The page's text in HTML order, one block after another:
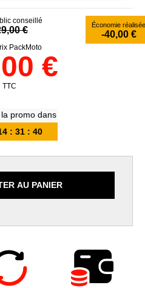
conseillé
€ Économie réalisée
-40,00 €
PackMoto
€
TTC
promo dans
: 31 : 39
AU PANIER